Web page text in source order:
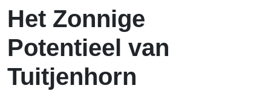
Het Zonnige
Potentieel van
Tuitjenhorn